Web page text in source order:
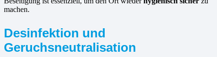
machen.
Desinfektion und
Geruchsneutralisation